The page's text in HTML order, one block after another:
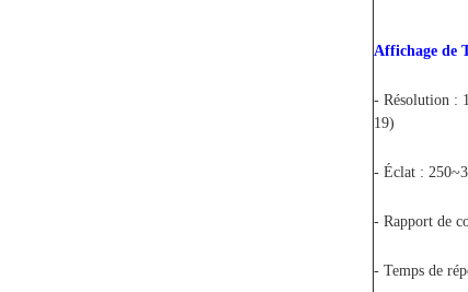
Affichage de
- Résolution :
19)
- Éclat :
- Rapport de
- Temps de